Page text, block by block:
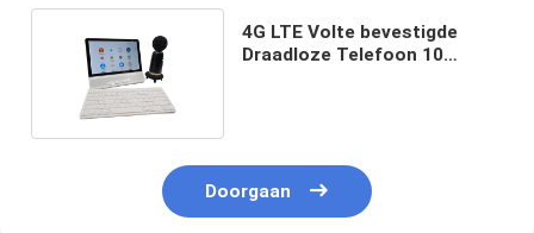
4G LTE Volte bevestigde
Draadloze Telefoon 10
Doorgaan